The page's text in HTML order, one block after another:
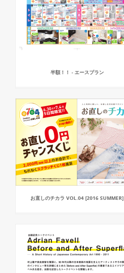
半額！！ - エースプラン
お直しのチカラ VOL.04 [2016 SUMMER]